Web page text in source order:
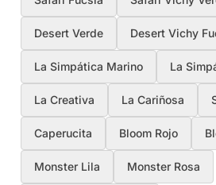
Desert Verde Desert Vichy
La Simpática Marino La
La Creativa La Cariñosa
Caperucita Bloom Rojo
Monster Lila Monster Rosa